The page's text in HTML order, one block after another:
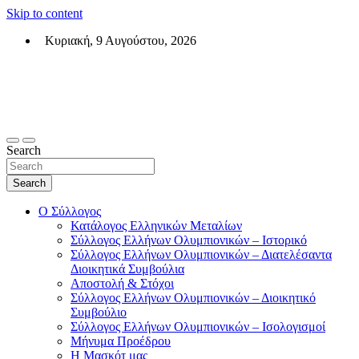
Skip to content
Κυριακή, 9 Αυγούστου, 2026
Search
Search
Ο Σύλλογος
Κατάλογος Ελληνικών Μεταλίων
Σύλλογος Ελλήνων Ολυμπιονικών – Ιστορικό
Σύλλογος Ελλήνων Ολυμπιονικών – Διατελέσαντα
Διοικητικά Συμβούλια
Αποστολή & Στόχοι
Σύλλογος Ελλήνων Ολυμπιονικών – Διοικητικό
Συμβούλιο
Σύλλογος Ελλήνων Ολυμπιονικών – Ισολογισμοί
Μήνυμα Προέδρου
Η Μασκότ μας